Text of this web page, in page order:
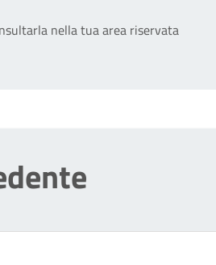
nella tua area riservata